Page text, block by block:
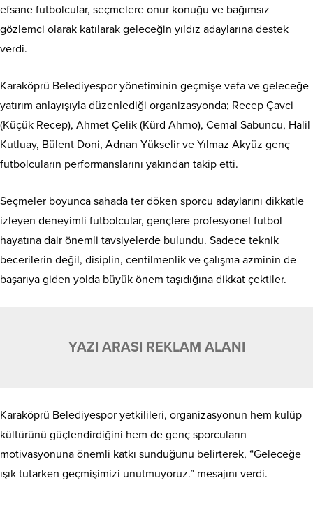
efsane futbolcular, seçmelere onur konuğu ve bağımsız
gözlemci olarak katılarak geleceğin yıldız adaylarına destek
verdi.
Karaköprü Belediyespor yönetiminin geçmişe vefa ve geleceğe
yatırım anlayışıyla düzenlediği organizasyonda; Recep Çavci
(Küçük Recep), Ahmet Çelik (Kürd Ahmo), Cemal Sabuncu, Halil
Kutluay, Bülent Doni, Adnan Yükselir ve Yılmaz Akyüz genç
futbolcuların performanslarını yakından takip etti.
Seçmeler boyunca sahada ter döken sporcu adaylarını dikkatle
izleyen deneyimli futbolcular, gençlere profesyonel futbol
hayatına dair önemli tavsiyelerde bulundu. Sadece teknik
becerilerin değil, disiplin, centilmenlik ve çalışma azminin de
başarıya giden yolda büyük önem taşıdığına dikkat çektiler.
YAZI ARASI REKLAM ALANI
Karaköprü Belediyespor yetkilileri, organizasyonun hem kulüp
kültürünü güçlendirdiğini hem de genç sporcuların
motivasyonuna önemli katkı sunduğunu belirterek, “Geleceğe
ışık tutarken geçmişimizi unutmuyoruz.” mesajını verdi.